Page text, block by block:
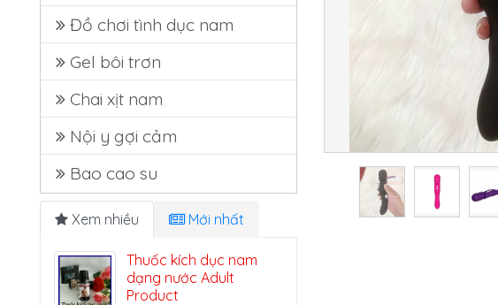
Đồ chơi tình dục nam
Gel bôi trơn
Chai xịt nam
Nội y gợi cảm
Bao cao su
Xem nhiều Mới nhất
Thuốc kích dục nam
dạng nước Adult
Product